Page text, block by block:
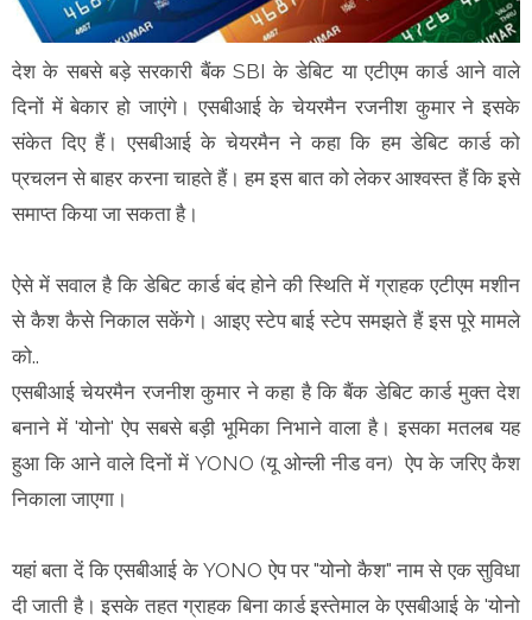
देश के सबसे बड़े सरकारी बैंक SBI के डेबिट या एटीएम कार्ड आने वाले
दिनों में बेकार हो जाएंगे। एसबीआई के चेयरमैन रजनीश कुमार ने इसके
संकेत दिए हैं। एसबीआई के चेयरमैन ने कहा कि हम डेबिट कार्ड को
प्रचलन से बाहर करना चाहते हैं। हम इस बात को लेकर आश्वस्त हैं कि इसे
समाप्त किया जा सकता है।
ऐसे में सवाल है कि डेबिट कार्ड बंद होने की स्थिति में ग्राहक एटीएम मशीन
से कैश कैसे निकाल सकेंगे। आइए स्‍टेप बाई स्‍टेप समझते हैं इस पूरे मामले
को..
एसबीआई चेयरमैन रजनीश कुमार ने कहा है कि बैंक डेबिट कार्ड मुक्त देश
बनाने में 'योनो' ऐप सबसे बड़ी भूमिका निभाने वाला है। इसका मतलब यह
हुआ कि आने वाले दिनों में YONO (यू ओन्ली नीड वन) ऐप के जरिए कैश
निकाला जाएगा।
यहां बता दें कि एसबीआई के YONO ऐप पर "योनो कैश" नाम से एक सुविधा
दी जाती है। इसके तहत ग्राहक बिना कार्ड इस्तेमाल के एसबीआई के 'योनो